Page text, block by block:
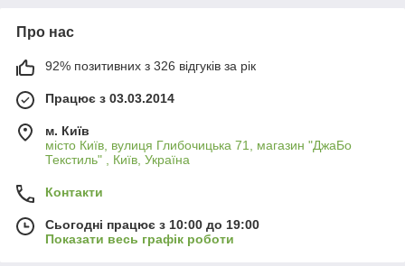
Про нас
92% позитивних з 326 відгуків за рік
Працює з 03.03.2014
м. Київ
місто Київ, вулиця Глибочицька 71, магазин "ДжаБо
Текстиль" , Київ, Україна
Контакти
Сьогодні працює з 10:00 до 19:00
Показати весь графік роботи